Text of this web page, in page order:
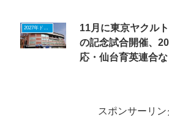
2027年ドラフトニュース
11月に東京ヤクル
の記念試合開催、
応・仙台育英連合な
スポンサーリン